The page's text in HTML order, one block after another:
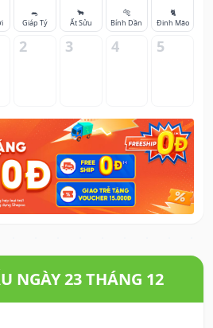
🐀
Giáp Tý
🐂
Ất Sửu
🐅
Bính Dần
🐈
Đinh Mão
2 3 4 5
NGÀY 23 THÁNG 12